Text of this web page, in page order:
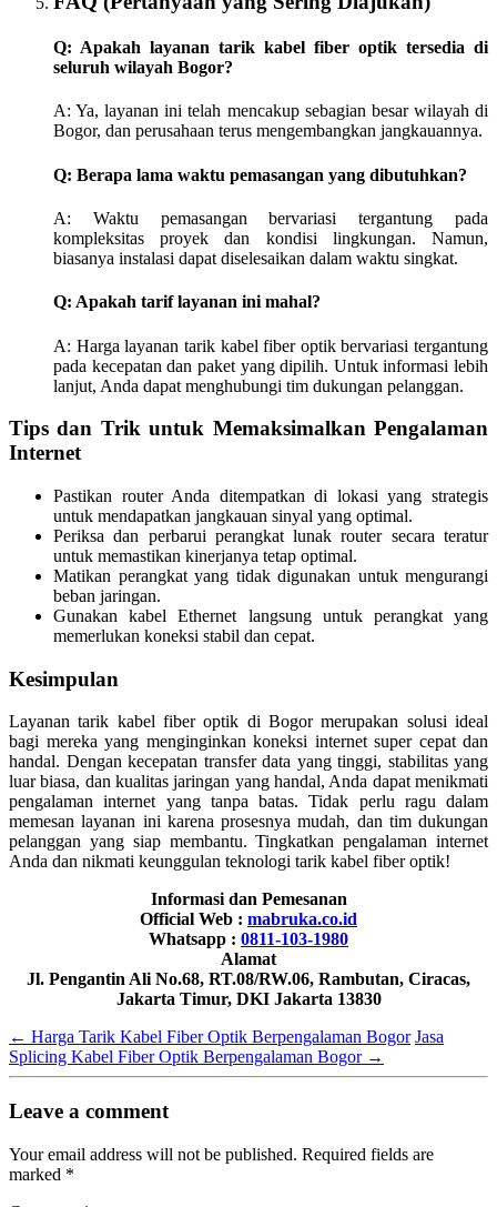
Q: Apakah layanan tarik kabel fiber optik tersedia di
seluruh wilayah Bogor?
A: Ya, layanan ini telah mencakup sebagian besar wilayah di
Bogor, dan perusahaan terus mengembangkan jangkauannya.
Q: Berapa lama waktu pemasangan yang dibutuhkan?
A: Waktu pemasangan bervariasi tergantung pada
kompleksitas proyek dan kondisi lingkungan. Namun,
biasanya instalasi dapat diselesaikan dalam waktu singkat.
Q: Apakah tarif layanan ini mahal?
A: Harga layanan tarik kabel fiber optik bervariasi tergantung
pada kecepatan dan paket yang dipilih. Untuk informasi lebih
lanjut, Anda dapat menghubungi tim dukungan pelanggan.
Tips dan Trik untuk Memaksimalkan Pengalaman
Internet
Pastikan router Anda ditempatkan di lokasi yang strategis
untuk mendapatkan jangkauan sinyal yang optimal.
Periksa dan perbarui perangkat lunak router secara teratur
untuk memastikan kinerjanya tetap optimal.
Matikan perangkat yang tidak digunakan untuk mengurangi
beban jaringan.
Gunakan kabel Ethernet langsung untuk perangkat yang
memerlukan koneksi stabil dan cepat.
Kesimpulan
Layanan tarik kabel fiber optik di Bogor merupakan solusi ideal
bagi mereka yang menginginkan koneksi internet super cepat dan
handal. Dengan kecepatan transfer data yang tinggi, stabilitas yang
luar biasa, dan kualitas jaringan yang handal, Anda dapat menikmati
pengalaman internet yang tanpa batas. Tidak perlu ragu dalam
memesan layanan ini karena prosesnya mudah, dan tim dukungan
pelanggan yang siap membantu. Tingkatkan pengalaman internet
Anda dan nikmati keunggulan teknologi tarik kabel fiber optik!
Informasi dan Pemesanan
Official Web : mabruka.co.id
Whatsapp : 0811-103-1980
Alamat
Jl. Pengantin Ali No.68, RT.08/RW.06, Rambutan, Ciracas,
Jakarta Timur, DKI Jakarta 13830
← Harga Tarik Kabel Fiber Optik Berpengalaman Bogor Jasa
Splicing Kabel Fiber Optik Berpengalaman Bogor →
Leave a comment
Your email address will not be published. Required fields are
marked *